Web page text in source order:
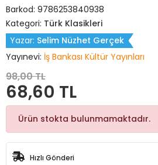
Barkod: 9786253840938
Kategori: Türk Klasikleri
Yazar: Selim Nüzhet Gerçek
Yayınevi: İş Bankası Kültür Yayınları
98,00 TL
68,60 TL
Ürün stokta bulunmamaktadır.
Hızlı Gönderi